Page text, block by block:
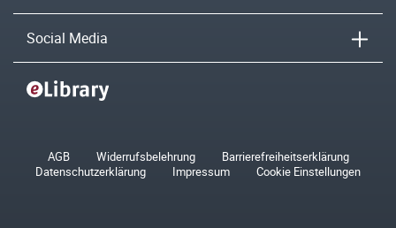
Social Media
AGB Widerrufsbelehrung
Barrierefreiheitserklärung
Datenschutzerklärung
Impressum Cookie Einstellungen